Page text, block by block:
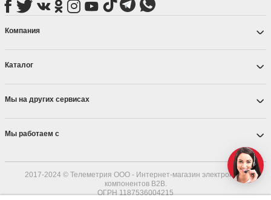
Компания
Каталог
Мы на других сервисах
Мы работаем с
2017-2024 © Телеметрия ООО - Интернет-магазин электронных
компонентов B2B.
ОГРН 1187536004215